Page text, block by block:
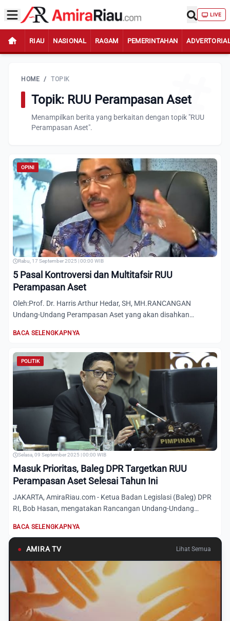
LIVE
RIAU NASIONAL RAGAM PEMERINTAHAN
HOME / TOPIK
Topik: RUU Perampasan Aset
Menampilkan berita yang berkaitan dengan topik "RUU
Perampasan Aset".
OPINI
Rabu, 17 September 2025 | 00:00 WIB
5 Pasal Kontroversi dan Multitafsir RUU
Perampasan Aset
Oleh:Prof. Dr. Harris Arthur Hedar, SH, MH.RANCANGAN
Undang-Undang Perampasan Aset yang akan disahkan
BACA SELENGKAPNYA
POLITIK
Selasa, 09 September 2025 | 00:00 WIB
Masuk Prioritas, Baleg DPR Targetkan RUU
Perampasan Aset Selesai Tahun Ini
JAKARTA, AmiraRiau.com - Ketua Badan Legislasi (Baleg) DPR
RI, Bob Hasan, mengatakan Rancangan Undang-Undang
BACA SELENGKAPNYA
● AMIRA TV Lihat Semua